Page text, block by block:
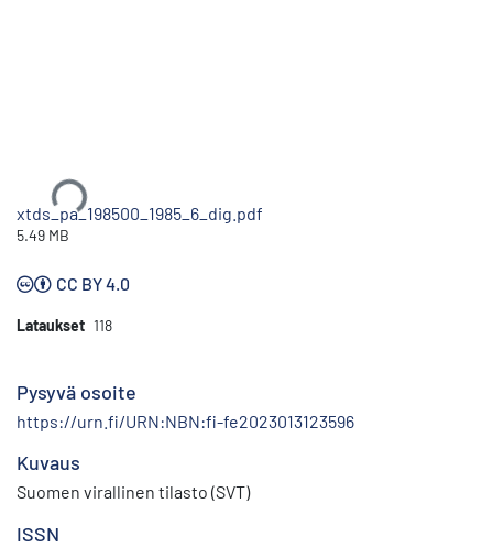
Ladataan...
xtds_pa_198500_1985_6_dig.pdf
5.49 MB
CC BY 4.0
Lataukset 118
Pysyvä osoite
https://urn.fi/URN:NBN:fi-fe2023013123596
Kuvaus
Suomen virallinen tilasto (SVT)
ISSN